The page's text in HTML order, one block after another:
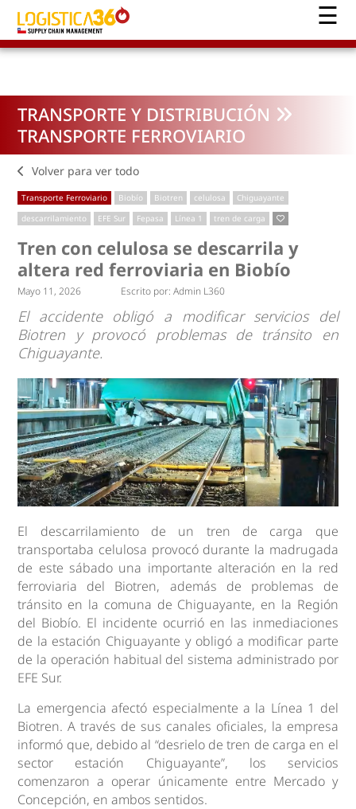
TRANSPORTE Y DISTRIBUCIÓN
TRANSPORTE FERROVIARIO
Volver para ver todo
Transporte Ferroviario Biobío Biotren celulosa
Chiguayante
descarrilamiento
EFE Sur Fepasa Línea 1 tren de carga
Tren con celulosa se descarrila y
altera red ferroviaria en Biobío
Mayo 11, 2026 Escrito por: Admin L360
El accidente obligó a modificar servicios del
Biotren y provocó problemas de tránsito en
Chiguayante.
El descarrilamiento de un tren de carga que
transportaba celulosa provocó durante la madrugada
de este sábado una importante alteración en la red
ferroviaria del Biotren, además de problemas de
tránsito en la comuna de Chiguayante, en la Región
del Biobío. El incidente ocurrió en las inmediaciones
de la estación Chiguayante y obligó a modificar parte
de la operación habitual del sistema administrado por
EFE Sur.
La emergencia afectó especialmente a la Línea 1 del
Biotren. A través de sus canales oficiales, la empresa
informó que, debido al “desrielo de tren de carga en el
sector estación Chiguayante”, los servicios
comenzaron a operar únicamente entre Mercado y
Concepción, en ambos sentidos.